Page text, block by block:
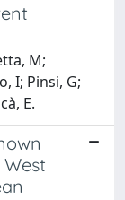
M;
I; Pinsi, G;
E.